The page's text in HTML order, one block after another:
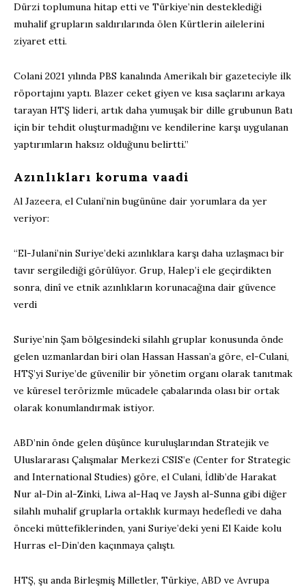
Dürzi toplumuna hitap etti ve Türkiye’nin desteklediği
muhalif grupların saldırılarında ölen Kürtlerin ailelerini
ziyaret etti.
Colani 2021 yılında PBS kanalında Amerikalı bir gazeteciyle ilk
röportajını yaptı. Blazer ceket giyen ve kısa saçlarını arkaya
tarayan HTŞ lideri, artık daha yumuşak bir dille grubunun Batı
için bir tehdit oluşturmadığını ve kendilerine karşı uygulanan
yaptırımların haksız olduğunu belirtti.”
Azınlıkları koruma vaadi
Al Jazeera, el Culani’nin bugününe dair yorumlara da yer
veriyor:
“El-Julani’nin Suriye’deki azınlıklara karşı daha uzlaşmacı bir
tavır sergilediği görülüyor. Grup, Halep’i ele geçirdikten
sonra, dinî ve etnik azınlıkların korunacağına dair güvence
verdi
Suriye’nin Şam bölgesindeki silahlı gruplar konusunda önde
gelen uzmanlardan biri olan Hassan Hassan’a göre, el-Culani,
HTŞ’yi Suriye’de güvenilir bir yönetim organı olarak tanıtmak
ve küresel terörizmle mücadele çabalarında olası bir ortak
olarak konumlandırmak istiyor.
ABD’nin önde gelen düşünce kuruluşlarından Stratejik ve
Uluslararası Çalışmalar Merkezi CSIS’e (Center for Strategic
and International Studies) göre, el Culani, İdlib’de Harakat
Nur al-Din al-Zinki, Liwa al-Haq ve Jaysh al-Sunna gibi diğer
silahlı muhalif gruplarla ortaklık kurmayı hedefledi ve daha
önceki müttefiklerinden, yani Suriye’deki yeni El Kaide kolu
Hurras el-Din’den kaçınmaya çalıştı.
HTŞ, şu anda Birleşmiş Milletler, Türkiye, ABD ve Avrupa